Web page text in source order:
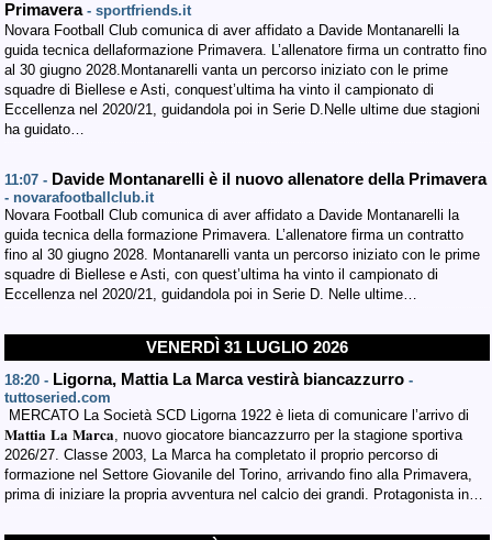
Primavera - sportfriends.it
Novara Football Club comunica di aver affidato a Davide Montanarelli la
guida tecnica dellaformazione Primavera. L’allenatore firma un contratto fino
al 30 giugno 2028.Montanarelli vanta un percorso iniziato con le prime
squadre di Biellese e Asti, conquest’ultima ha vinto il campionato di
Eccellenza nel 2020/21, guidandola poi in Serie D.Nelle ultime due stagioni
ha guidato…
11:07 - Davide Montanarelli è il nuovo allenatore della Primavera
- novarafootballclub.it
Novara Football Club comunica di aver affidato a Davide Montanarelli la
guida tecnica della formazione Primavera. L’allenatore firma un contratto
fino al 30 giugno 2028. Montanarelli vanta un percorso iniziato con le prime
squadre di Biellese e Asti, con quest’ultima ha vinto il campionato di
Eccellenza nel 2020/21, guidandola poi in Serie D. Nelle ultime…
VENERDÌ 31 LUGLIO 2026
18:20 - Ligorna, Mattia La Marca vestirà biancazzurro -
tuttoseried.com
MERCATO La Società SCD Ligorna 1922 è lieta di comunicare l’arrivo di
𝐌𝐚𝐭𝐭𝐢𝐚 𝐋𝐚 𝐌𝐚𝐫𝐜𝐚, nuovo giocatore biancazzurro per la stagione sportiva
2026/27. Classe 2003, La Marca ha completato il proprio percorso di
formazione nel Settore Giovanile del Torino, arrivando fino alla Primavera,
prima di iniziare la propria avventura nel calcio dei grandi. Protagonista in…